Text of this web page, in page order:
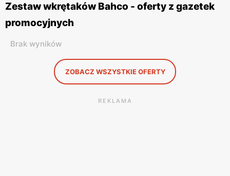
Zestaw wkrętaków Bahco - oferty z gazetek
promocyjnych
Brak wyników
ZOBACZ WSZYSTKIE OFERTY
REKLAMA